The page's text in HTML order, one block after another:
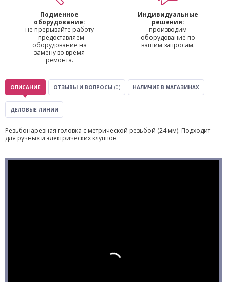
Подменное
оборудование:
не прерывайте работу
- предоставляем
оборудование на
замену во время
ремонта.
Индивидуальные
решения:
производим
оборудование по
вашим запросам.
ОПИСАНИЕ ОТЗЫВЫ И ВОПРОСЫ (0) НАЛИЧИЕ В МАГАЗИНАХ
ДЕЛОВЫЕ ЛИНИИ
Резьбонарезная головка с метрической резьбой (24 мм). Подходит
для ручных и электрических клуппов.